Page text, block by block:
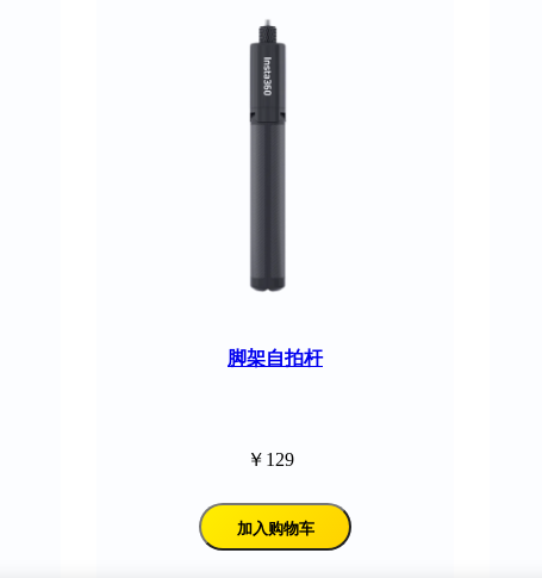
脚架自拍杆
￥129
加入购物车